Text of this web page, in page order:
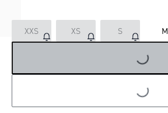
XXS XS S M
LOADING...
LOADING...